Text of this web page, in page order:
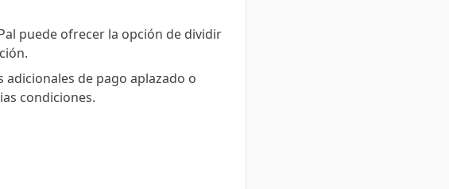
puede ofrecer la opción de dividir
de pago aplazado o
condiciones.